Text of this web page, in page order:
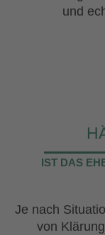
und
IST DAS
Je nach
von